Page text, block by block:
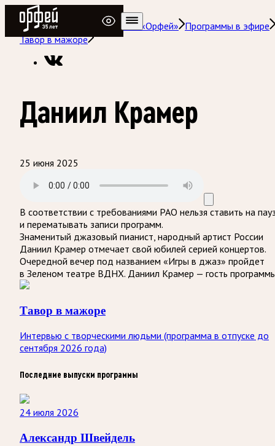
Радио Орфей
Радио классической музыки «Орфей» Программы в эфире
Тавор в мажоре
Даниил Крамер
25 июня 2025
В соответствии с требованиями РАО нельзя ставить на
и перематывать записи программ.
Знаменитый джазовый пианист, народный артист России
Даниил Крамер отмечает свой юбилей серией концертов.
Очередной вечер под названием «Игры в джаз» пройдет
в Зеленом театре ВДНХ. Даниил Крамер — гость
Тавор в мажоре
Интервью с творческими людьми (программа в отпуске до
сентября 2026 года)
Последние выпуски программы
24 июля 2026
Александр Швейдель